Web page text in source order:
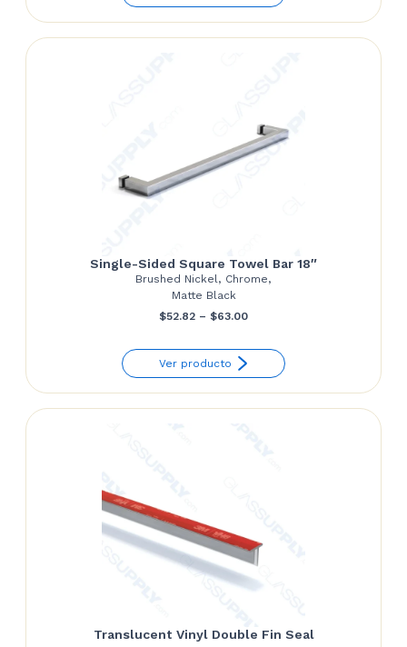
Single-Sided Square Towel Bar 18″
Brushed Nickel, Chrome,
Matte Black
$52.82 – $63.00Price
$52.82
through
Ver producto
Translucent Vinyl Double Fin Seal